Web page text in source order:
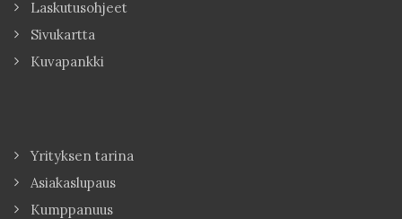
Laskutusohjeet
Sivukartta
Kuvapankki
Yrityksen tarina
Asiakaslupaus
Kumppanuus